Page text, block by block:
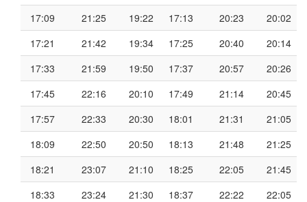
17:09
21:25 19:22 17:13 20:23
20:02
17:21
21:42 19:34 17:25 20:40
20:14
17:33
21:59 19:50 17:37 20:57
20:26
17:45
22:16 20:10 17:49 21:14
20:45
17:57
22:33 20:30 18:01 21:31
21:05
18:09
22:50 20:50 18:13 21:48
21:25
18:21
23:07 21:10 18:25 22:05
21:45
18:33
23:24 21:30 18:37 22:22
22:05